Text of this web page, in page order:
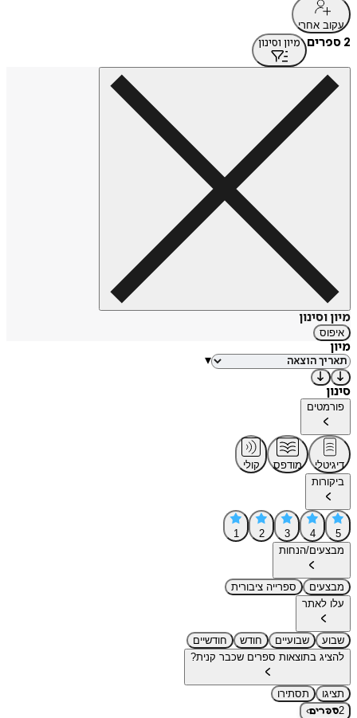
עקוב אחרי
2 ספרים מיון וסינון
מיון וסינון
איפוס
מיון
▾
סינון
פורמטים
דיגיטלי מודפס
קולי
ביקורות
5
4
3
2
1
מבצעים/הנחות
מבצעים
ספרייה ציבורית
עלו לאתר
שבוע שבועיים חודש
חודשיים
להציג בתוצאות ספרים שכבר קנית?
תציגו
תסתירו
2ספרים›